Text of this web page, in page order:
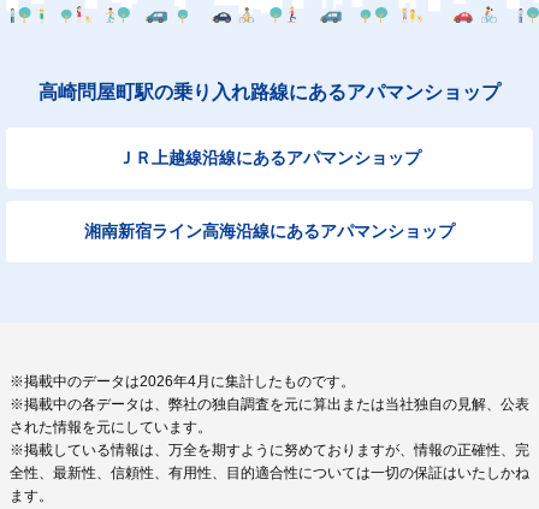
高崎問屋町駅の乗り入れ路線にあるアパマンショップ
ＪＲ上越線沿線にあるアパマンショップ
湘南新宿ライン高海沿線にあるアパマンショップ
※掲載中のデータは2026年4月に集計したものです。
※掲載中の各データは、弊社の独自調査を元に算出または当社独自の見解、公表
された情報を元にしています。
※掲載している情報は、万全を期すように努めておりますが、情報の正確性、完
全性、最新性、信頼性、有用性、目的適合性については一切の保証はいたしかね
ます。